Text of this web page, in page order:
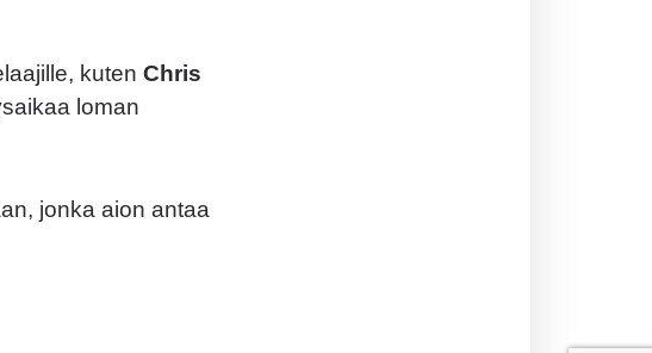
kuten Chris
loman
jonka aion antaa